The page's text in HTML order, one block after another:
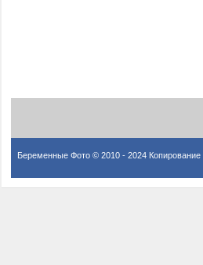
Беременные Фото © 2010 - 2024 Копирование